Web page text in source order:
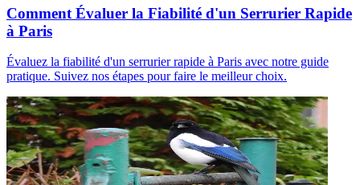
Comment Évaluer la Fiabilité d'un Serrurier Rapide
à Paris
Évaluez la fiabilité d'un serrurier rapide à Paris avec notre guide
pratique. Suivez nos étapes pour faire le meilleur choix.